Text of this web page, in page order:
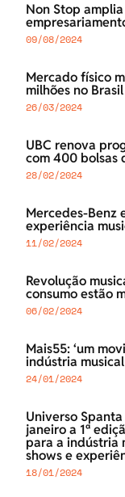
Non Stop
09/08/2024
Mercado físico
milhões no
26/03/2024
UBC renova
com 400 bolsas
28/02/2024
Mercedes-Benz
experiência
11/02/2024
Revolução
consumo estão
06/02/2024
Mais55: ‘um
indústria
24/01/2024
Universo
janeiro a 1ª
para a indústria
shows e
18/01/2024